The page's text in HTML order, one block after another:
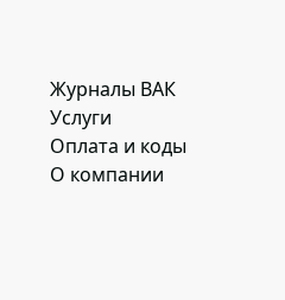
Журналы ВАК
Услуги
Оплата и коды
О компании